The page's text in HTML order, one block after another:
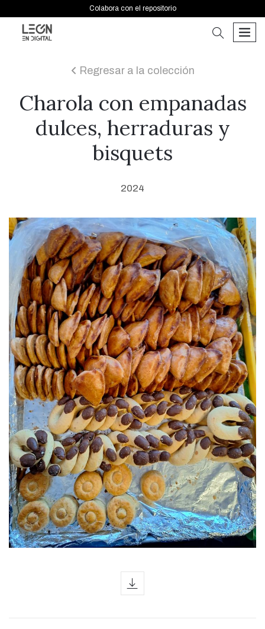
Colabora con el repositorio
buscar
icon
Regresar a la colección
Charola con empanadas
dulces, herraduras y
bisquets
2024